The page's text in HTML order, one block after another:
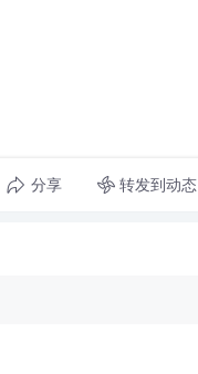
分享 转发到动态